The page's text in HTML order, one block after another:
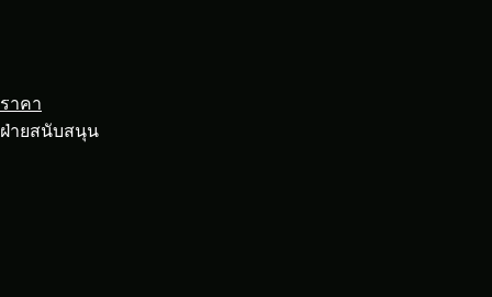
ราคา
ฝ่ายสนับสนุน